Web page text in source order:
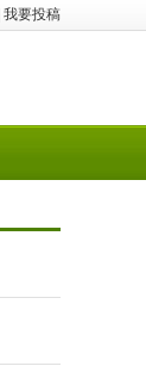
我要投稿